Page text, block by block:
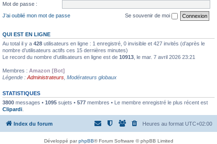
Mot de passe :
J’ai oublié mon mot de passe
Se souvenir de moi
QUI EST EN LIGNE
Au total il y a 428 utilisateurs en ligne : 1 enregistré, 0 invisible et 427 invités (d’après le
nombre d’utilisateurs actifs ces 15 dernières minutes)
Le record du nombre d’utilisateurs en ligne est de 10913 , le mar. 7 avril 2026 23:21
Membres : Amazon [Bot]
Légende : Administrateurs Modérateurs globaux
STATISTIQUES
3800 messages • 1095 sujets • 577 membres • Le membre enregistré le plus récent est
Clipardi
Index du forum Heures au format UTC+02:00
Développé parphpBB® Forum Software © phpBB Limited